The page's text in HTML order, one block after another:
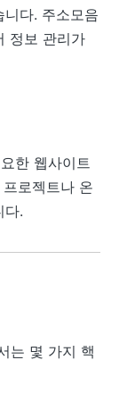
다. 주소모음
정보 관리가
한 웹사이트
로젝트나 온
다.
는 몇 가지 핵